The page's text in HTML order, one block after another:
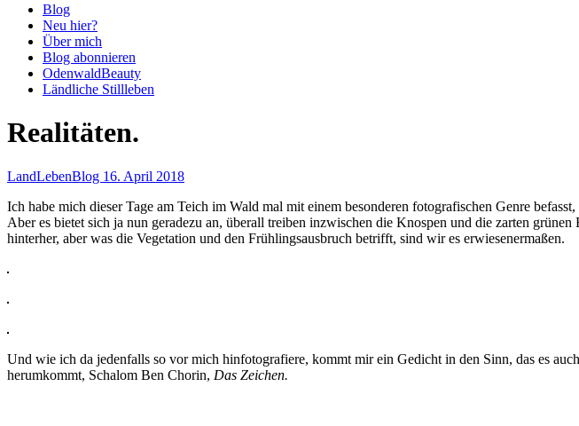
Blog
Neu hier?
Über mich
Blog abonnieren
OdenwaldBeauty
Ländliche Stillleben
Realitäten.
LandLebenBlog 16. April 2018
Ich habe mich dieser Tage am Teich im Wald mal mit einem besonderen fotografischen Genre
Aber es bietet sich ja nun geradezu an, überall treiben inzwischen die Knospen und die zarten
hinterher, aber was die Vegetation und den Frühlingsausbruch betrifft, sind wir es erwiesenermaßen.
Und wie ich da jedenfalls so vor mich hinfotografiere, kommt mir ein Gedicht in den Sinn, das es
herumkommt, Schalom Ben Chorin, Das Zeichen.